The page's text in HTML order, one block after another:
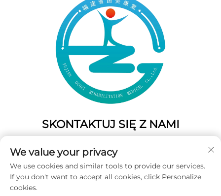
SKONTAKTUJ SIĘ Z NAMI
Chiny
Tel.:+86-19859128239
E-mail:
We value your privacy
We use cookies and similar tools to provide our services.
If you don't want to accept all cookies, click Personalize
cookies.